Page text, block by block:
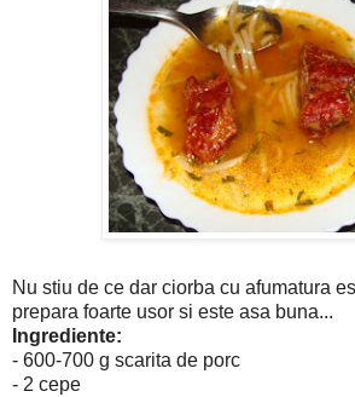
Nu stiu de ce dar ciorba cu afumatura
prepara foarte usor si este asa buna...
Ingrediente:
- 600-700 g scarita de porc
- 2 cepe